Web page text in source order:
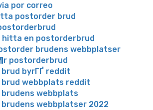
por correo
postorder brud
en postorderbrud
brudens webbplatser
postorderbrud
byrГҐ reddit
webbplats reddit
webbplats
webbplatser 2022